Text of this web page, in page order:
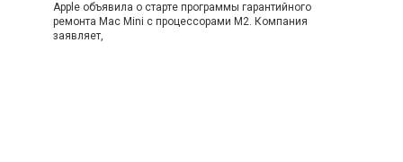
Apple объявила о старте программы гарантийного
ремонта Mac Mini с процессорами M2. Компания
заявляет,